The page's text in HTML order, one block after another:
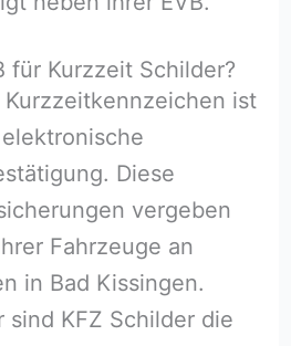
für Kurzzeit Schilder?
Kurzzeitkennzeichen ist
Diese
vergeben
Fahrzeuge an
in Bad Kissingen.
sind KFZ Schilder die